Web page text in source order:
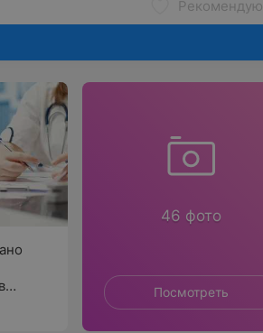
Рекомендую
46 фото
Посмотреть